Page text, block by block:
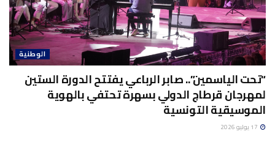
الوطنية
“تحت الياسمين”.. صابر الرباعي يفتتح الدورة الستين
لمهرجان قرطاج الدولي بسهرة تحتفي بالهوية
الموسيقية التونسية